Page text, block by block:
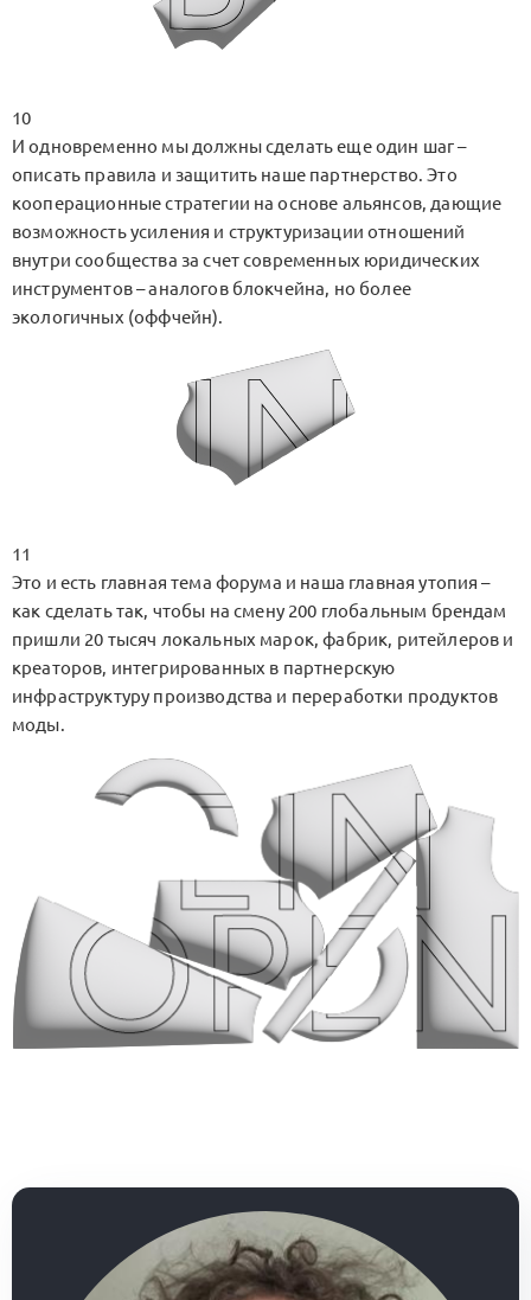
10
И одновременно мы должны сделать еще один шаг –
описать правила и защитить наше партнерство. Это
кооперационные стратегии на основе альянсов, дающие
возможность усиления и структуризации отношений
внутри сообщества за счет современных юридических
инструментов – аналогов блокчейна, но более
экологичных (оффчейн).
11
Это и есть главная тема форума и наша главная утопия –
как сделать так, чтобы на смену 200 глобальным брендам
пришли 20 тысяч локальных марок, фабрик, ритейлеров и
креаторов, интегрированных в партнерскую
инфраструктуру производства и переработки продуктов
моды.